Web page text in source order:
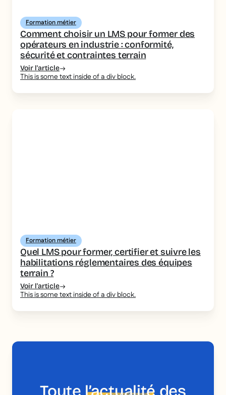
Formation métier
Comment choisir un LMS pour former des
opérateurs en industrie : conformité,
sécurité et contraintes terrain
Voir l'article
This is some text inside of a div block.
Formation métier
Quel LMS pour former, certifier et suivre les
habilitations réglementaires des équipes
terrain ?
Voir l'article
This is some text inside of a div block.